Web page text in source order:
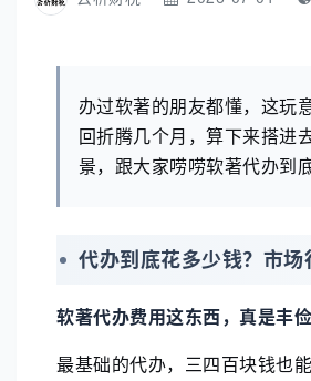
办过软著的朋友都懂，这玩
回折腾几个月，算下来搭进
景，跟大家唠唠软著代办到
代办到底花多少钱？市场
软著代办费用这东西，真是丰俭
最基础的代办，三四百块钱也